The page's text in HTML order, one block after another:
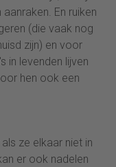
En ruiken
(die vaak nog
zijn) en voor
in levenden lijven
hen ook een
ze elkaar niet in
er ook nadelen